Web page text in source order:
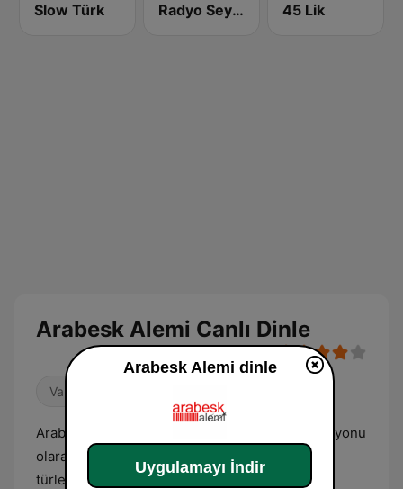
Slow Türk Radyo Seymen 45 Lik
Arabesk Alemi Canlı Dinle
Varyete
Arabesk Alemi, Türkiye merkezli bir radyo istasyonu
olarak temel olarak arabesk ve fantezi müzik
türlerinde yayın yapmaktadır. İstasyonun içerik
Arabesk Alemi dinle
Uygulamayı İndir